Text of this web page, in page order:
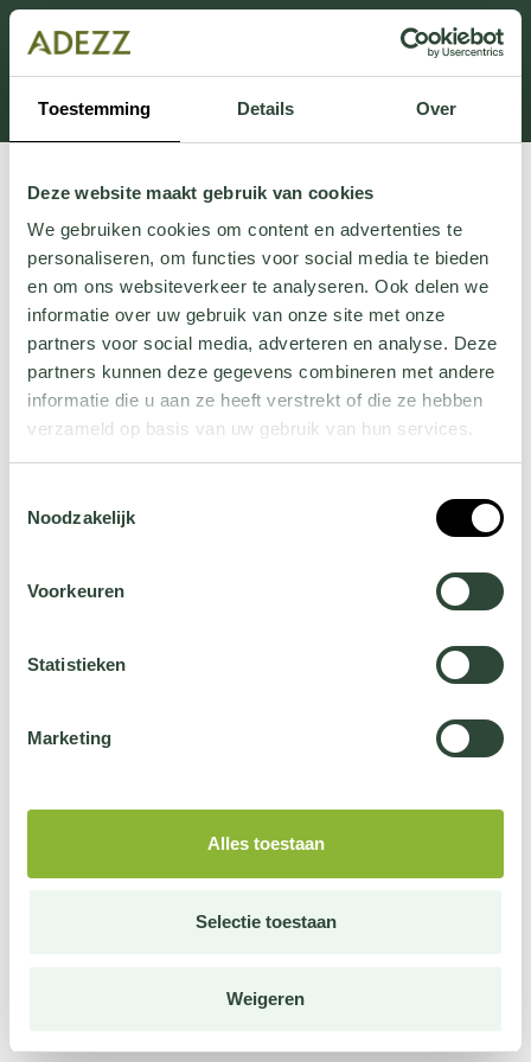
Toestemming Details Over
Deze website maakt gebruik van cookies
We gebruiken cookies om content en advertenties te
personaliseren, om functies voor social media te bieden
en om ons websiteverkeer te analyseren. Ook delen we
informatie over uw gebruik van onze site met onze
partners voor social media, adverteren en analyse. Deze
partners kunnen deze gegevens combineren met andere
informatie die u aan ze heeft verstrekt of die ze hebben
verzameld op basis van uw gebruik van hun services.
jehier.
Noodzakelijk
Voorkeuren
Statistieken
Marketing
Alles toestaan
Selectie toestaan
Weigeren
Dit onderdeel is momenteel in onderhoud.
Als je informatie mist kun je ons bellen +31 413 274
168 of mailen
Customersupport@adezz.com.